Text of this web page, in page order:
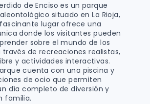
de Enciso es un parque
situado en La Rioja,
fascinante lugar ofrece una
donde los visitantes pueden
sobre el mundo de los
través de recreaciones realistas,
y actividades interactivas.
cuenta con una piscina y
de ocio que permiten
día completo de diversión y
familia.